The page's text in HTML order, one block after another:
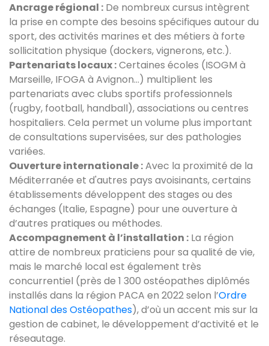
Ancrage régional : De nombreux cursus intègrent
la prise en compte des besoins spécifiques autour du
sport, des activités marines et des métiers à forte
sollicitation physique (dockers, vignerons, etc.).
Partenariats locaux :Certaines écoles (ISOGM à
Marseille, IFOGA à Avignon…) multiplient les
partenariats avec clubs sportifs professionnels
(rugby, football, handball), associations ou centres
hospitaliers. Cela permet un volume plus important
de consultations supervisées, sur des pathologies
variées.
Ouverture internationale :Avec la proximité de la
Méditerranée et d'autres pays avoisinants, certains
établissements développent des stages ou des
échanges (Italie, Espagne) pour une ouverture à
d’autres pratiques ou méthodes.
Accompagnement à l’installation : La région
attire de nombreux praticiens pour sa qualité de vie,
mais le marché local est également très
concurrentiel (près de 1 300 ostéopathes diplômés
installés dans la région PACA en 2022 selon l’Ordre
National des Ostéopathes), d’où un accent mis sur la
gestion de cabinet, le développement d’activité et le
réseautage.